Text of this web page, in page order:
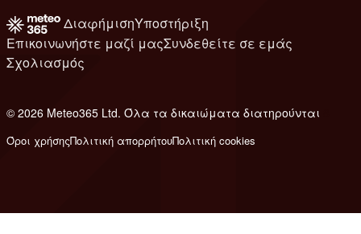
ΔιαφήμισηΥποστήριξη
Επικοινωνήστε μαζί μαςΣυνδεθείτε σε εμάς
Σχολιασμός
© 2026 Meteo365 Ltd. Όλα τα δικαιώματα διατηρούνται
Όροι χρήσηςΠολιτική απορρήτουΠολιτική cookies